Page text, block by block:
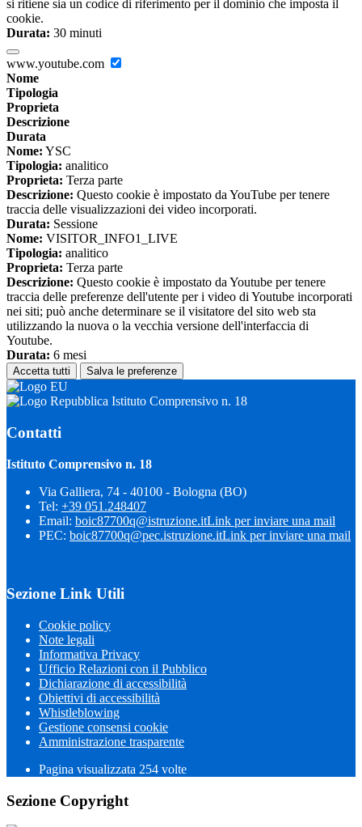
si ritiene sia un codice di riferimento per il dominio che imposta il
cookie.
Durata: 30 minuti
www.youtube.com
Nome
Tipologia
Proprieta
Descrizione
Durata
Nome: YSC
Tipologia: analitico
Proprieta: Terza parte
Descrizione: Questo cookie è impostato da YouTube per tenere
traccia delle visualizzazioni dei video incorporati.
Durata: Sessione
Nome: VISITOR_INFO1_LIVE
Tipologia: analitico
Proprieta: Terza parte
Descrizione: Questo cookie è impostato da Youtube per tenere
traccia delle preferenze dell'utente per i video di Youtube incorporati
nei siti; può anche determinare se il visitatore del sito web sta
utilizzando la nuova o la vecchia versione dell'interfaccia di
Youtube.
Durata: 6 mesi
Accetta tutti Salva le preferenze
Istituto Comprensivo n. 18
Contatti
Istituto Comprensivo n. 18
Via Galliera, 74 - 40100 - Bologna (BO)
Tel: +39 051.248407
Email: boic87700q@istruzione.itLink per inviare una mail
PEC: boic87700q@pec.istruzione.itLink per inviare una mail
Sezione Link Utili
Cookie policy
Note legali
Informativa Privacy
Ufficio Relazioni con il Pubblico
Dichiarazione di accessibilità
Obiettivi di accessibilità
Whistleblowing
Gestione consensi cookie
Amministrazione trasparente
Pagina visualizzata 254 volte
Sezione Copyright